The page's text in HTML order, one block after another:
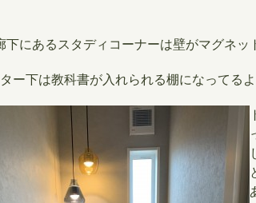
下にあるスタディコーナーは壁がマグネッ
ー下は教科書が入れられる棚になってるよ